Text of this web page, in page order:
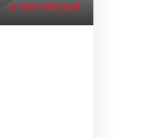
2 000 000 руб.